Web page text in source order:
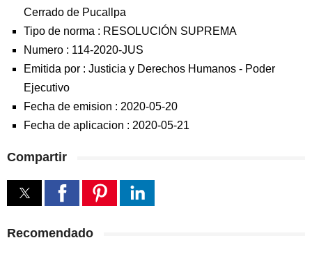
Cerrado de Pucallpa
Tipo de norma : RESOLUCIÓN SUPREMA
Numero : 114-2020-JUS
Emitida por : Justicia y Derechos Humanos - Poder
Ejecutivo
Fecha de emision : 2020-05-20
Fecha de aplicacion : 2020-05-21
Compartir
Recomendado